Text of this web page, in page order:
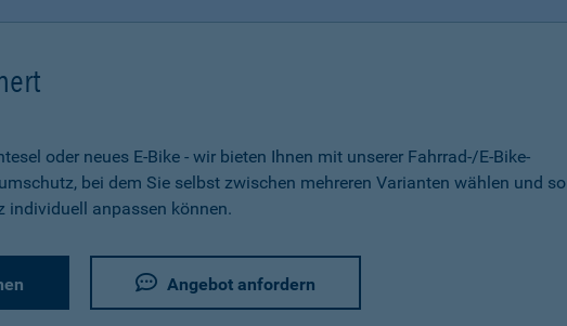
oder neues E-Bike - wir bieten Ihnen mit unserer Fahrrad-/E-Bike-
bei dem Sie selbst zwischen mehreren Varianten wählen und so
individuell anpassen können.
Angebot anfordern